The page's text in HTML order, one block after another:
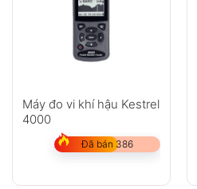
Máy đo vi khí hậu Kestrel
4000
Đã bán 386